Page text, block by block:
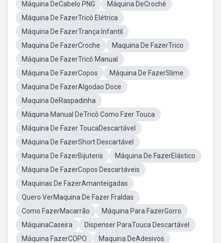
Máquina DeCabelo PNG
Máquina DeCrochê
Máquina De FazerTricô Elétrica
Máquina De FazerTrança Infantil
Maquina De FazerCroche
Maquina De FazerTrico
Máquina De FazerTricô Manual
Máquina De FazerCopos
Máquina De FazerSlime
Maquina De FazerAlgodao Doce
Maquina DeRaspadinha
Máquina Manual DeTricô Como Fzer Touca
Máquina De Fazer ToucaDescartável
Máquina De FazerShort Descartável
Maquina De FazerBijuteris
Máquina De FazerElástico
Máquina De FazerCopos Descartáveis
Maquinas De FazerAmanteigadas
Quero VerMaquina De Fazer Fraldas
Como FazerMacarrão
Máquina Para FazerGorro
MáquinaCaseira
Dispenser ParaTouca Descartável
Máquina FazerCOPO
Maquina DeAdesivos